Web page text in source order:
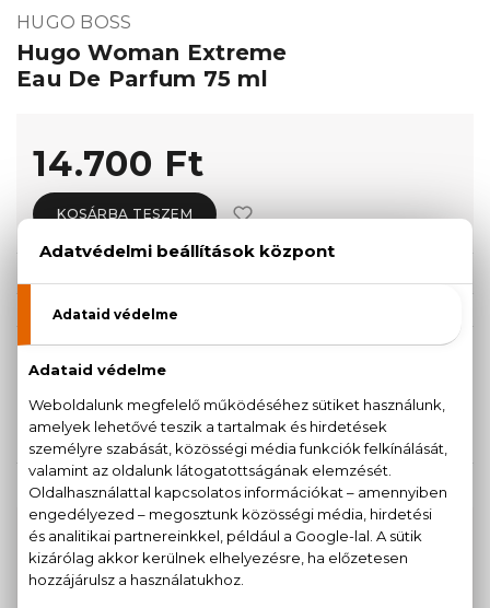
HUGO BOSS
Hugo Woman Extreme
Eau De Parfum 75 ml
14.700 Ft
KOSÁRBA TESZEM
KAPCSOLÓDÓ TERMÉKEK
100% eredeti termékek,14 napos visszaküldési
garanciával
Kérdésed van, elakadtál? Hívd ügyfélszolgálatunkat: